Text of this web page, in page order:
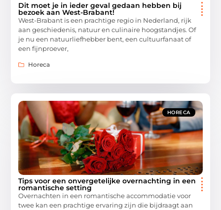
Dit moet je in ieder geval gedaan hebben bij
bezoek aan West-Brabant!
West-Brabant is een prachtige regio in Nederland, rijk
aan geschiedenis, natuur en culinaire hoogstandjes. Of
je nu een natuurliefhebber bent, een cultuurfanaat of
een fijnproever,
Horeca
HORECA
Tips voor een onvergetelijke overnachting in een
romantische setting
Overnachten in een romantische accommodatie voor
twee kan een prachtige ervaring zijn die bijdraagt aan